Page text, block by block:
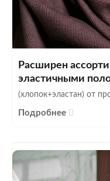
Расширен
эластичными
(хлопок+эластан) от
Подробнее